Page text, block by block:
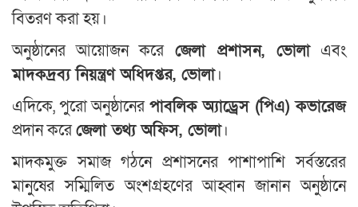
বিতরণ করা হয়।
অনুষ্ঠানের আয়োজন করে জেলা প্রশাসন, ভোলাএবং
মাদকদ্রব্য নিয়ন্ত্রণ অধিদপ্তর, ভোলা।
এদিকে, পুরো অনুষ্ঠানেরপাবলিক অ্যাড্রেস (পিএ) কভারেজ
প্রদান করেজেলা তথ্য অফিস, ভোলা।
মাদকমুক্ত সমাজ গঠনে প্রশাসনের পাশাপাশি সর্বস্তরের
মানুষের সম্মিলিত অংশগ্রহণের আহ্বান জানান অনুষ্ঠানে